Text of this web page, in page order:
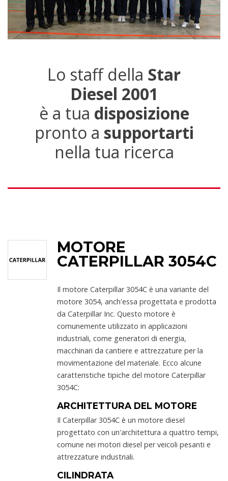
Lo staff della Star
Diesel 2001
è a tua disposizione
pronto a supportarti
nella tua ricerca
MOTORE
CATERPILLAR 3054C
Il motore Caterpillar 3054C è una variante del
motore 3054, anch'essa progettata e prodotta
da Caterpillar Inc. Questo motore è
comunemente utilizzato in applicazioni
industriali, come generatori di energia,
macchinari da cantiere e attrezzature per la
movimentazione del materiale. Ecco alcune
caratteristiche tipiche del motore Caterpillar
3054C:
ARCHITETTURA DEL MOTORE
Il Caterpillar 3054C è un motore diesel
progettato con un'architettura a quattro tempi,
comune nei motori diesel per veicoli pesanti e
attrezzature industriali.
CILINDRATA